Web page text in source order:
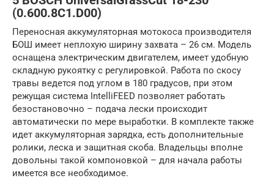
(0.600.8C1.D00)
Переносная аккумуляторная мотокоса производителя
БОШ имеет неплохую ширину захвата – 26 см. Модель
оснащена электрическим двигателем, имеет удобную
складную рукоятку с регулировкой. Работа по скосу
травы ведется под углом в 180 градусов, при этом
режущая система IntelliFEED позволяет работать
безостановочно – подача лески происходит
автоматически по мере выработки. В комплекте также
идет аккумуляторная зарядка, есть дополнительные
ролики, леска и защитная скоба. Владельцы вполне
довольны такой компоновкой – для начала работы
имеется все необходимое.